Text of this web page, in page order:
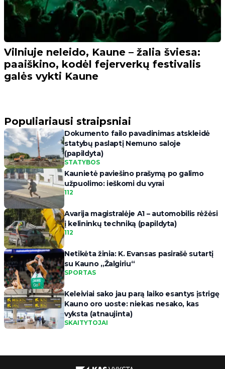
Vilniuje neleido, Kaune – žalia šviesa:
paaiškino, kodėl fejerverkų festivalis
galės vykti Kaune
Populiariausi straipsniai
Dokumento failo pavadinimas atskleidė
statybų paslaptį Nemuno saloje
(papildyta)
STATYBOS
Kaunietė paviešino prašymą po galimo
užpuolimo: ieškomi du vyrai
112
Avarija magistralėje A1 – automobilis rėžėsi
į kelininkų techniką (papildyta)
112
Netikėta žinia: K. Evansas pasirašė sutartį
su Kauno „Žalgiriu“
SPORTAS
Keleiviai sako jau parą laiko esantys įstrigę
Kauno oro uoste: niekas nesako, kas
vyksta (atnaujinta)
SKAITYTOJAI